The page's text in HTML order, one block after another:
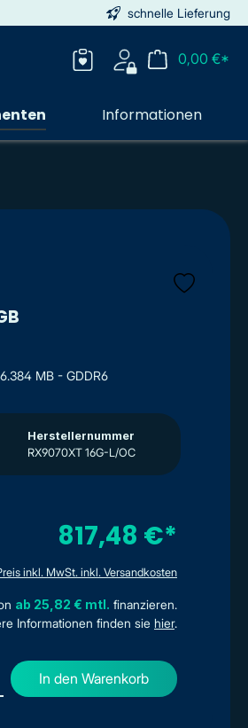
schnelle Lieferung
0,00 €*
Informationen
MB - GDDR6
Herstellernummer
RX9070XT 16G-L/OC
817,48 €*
inkl. MwSt. inkl. Versandkosten
ab 25,82 € mtl. finanzieren.
Informationen finden sie hier.
In den Warenkorb